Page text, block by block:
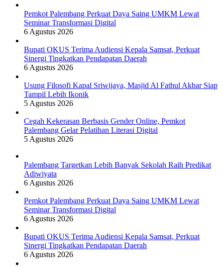
Pemkot Palembang Perkuat Daya Saing UMKM Lewat
Seminar Transformasi Digital
6 Agustus 2026
Bupati OKUS Terima Audiensi Kepala Samsat, Perkuat
Sinergi Tingkatkan Pendapatan Daerah
6 Agustus 2026
Usung Filosofi Kapal Sriwijaya, Masjid Al Fathul Akbar Siap
Tampil Lebih Ikonik
5 Agustus 2026
Cegah Kekerasan Berbasis Gender Online, Pemkot
Palembang Gelar Pelatihan Literasi Digital
5 Agustus 2026
Palembang Targetkan Lebih Banyak Sekolah Raih Predikat
Adiwiyata
6 Agustus 2026
Pemkot Palembang Perkuat Daya Saing UMKM Lewat
Seminar Transformasi Digital
6 Agustus 2026
Bupati OKUS Terima Audiensi Kepala Samsat, Perkuat
Sinergi Tingkatkan Pendapatan Daerah
6 Agustus 2026